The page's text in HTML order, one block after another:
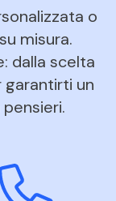
o
misura.
dalla scelta
garantirti un